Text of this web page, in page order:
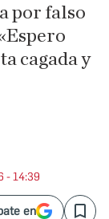
por falso
cagada y
- 14:39
en